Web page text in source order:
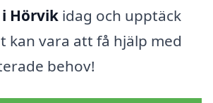
Hörvik idag och upptäck
kan vara att få hjälp med
behov!